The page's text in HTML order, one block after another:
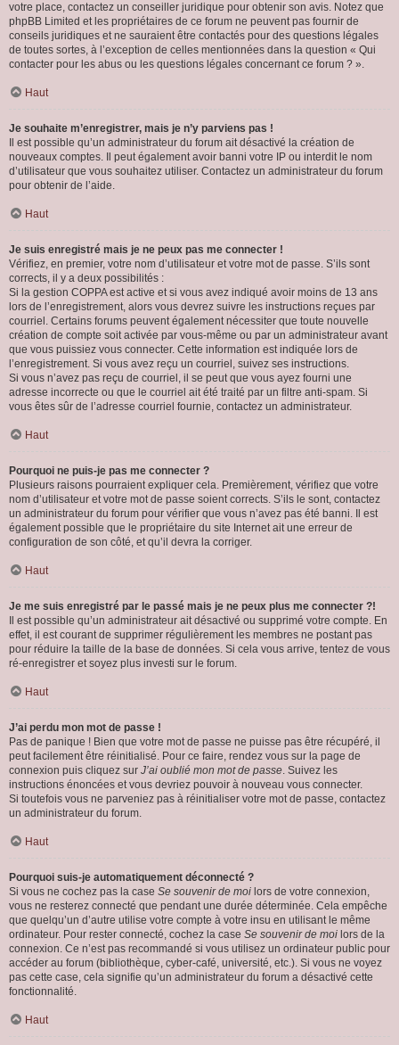
votre place, contactez un conseiller juridique pour obtenir son avis. Notez que
phpBB Limited et les propriétaires de ce forum ne peuvent pas fournir de
conseils juridiques et ne sauraient être contactés pour des questions légales
de toutes sortes, à l’exception de celles mentionnées dans la question « Qui
contacter pour les abus ou les questions légales concernant ce forum ? ».
Haut
Je souhaite m’enregistrer, mais je n’y parviens pas !
Il est possible qu’un administrateur du forum ait désactivé la création de
nouveaux comptes. Il peut également avoir banni votre IP ou interdit le nom
d’utilisateur que vous souhaitez utiliser. Contactez un administrateur du forum
pour obtenir de l’aide.
Haut
Je suis enregistré mais je ne peux pas me connecter !
Vérifiez, en premier, votre nom d’utilisateur et votre mot de passe. S’ils sont
corrects, il y a deux possibilités :
Si la gestion COPPA est active et si vous avez indiqué avoir moins de 13 ans
lors de l’enregistrement, alors vous devrez suivre les instructions reçues par
courriel. Certains forums peuvent également nécessiter que toute nouvelle
création de compte soit activée par vous-même ou par un administrateur avant
que vous puissiez vous connecter. Cette information est indiquée lors de
l’enregistrement. Si vous avez reçu un courriel, suivez ses instructions.
Si vous n’avez pas reçu de courriel, il se peut que vous ayez fourni une
adresse incorrecte ou que le courriel ait été traité par un filtre anti-spam. Si
vous êtes sûr de l’adresse courriel fournie, contactez un administrateur.
Haut
Pourquoi ne puis-je pas me connecter ?
Plusieurs raisons pourraient expliquer cela. Premièrement, vérifiez que votre
nom d’utilisateur et votre mot de passe soient corrects. S’ils le sont, contactez
un administrateur du forum pour vérifier que vous n’avez pas été banni. Il est
également possible que le propriétaire du site Internet ait une erreur de
configuration de son côté, et qu’il devra la corriger.
Haut
Je me suis enregistré par le passé mais je ne peux plus me connecter ?!
Il est possible qu’un administrateur ait désactivé ou supprimé votre compte. En
effet, il est courant de supprimer régulièrement les membres ne postant pas
pour réduire la taille de la base de données. Si cela vous arrive, tentez de vous
ré-enregistrer et soyez plus investi sur le forum.
Haut
J’ai perdu mon mot de passe !
Pas de panique ! Bien que votre mot de passe ne puisse pas être récupéré, il
peut facilement être réinitialisé. Pour ce faire, rendez vous sur la page de
connexion puis cliquez sur J’ai oublié mon mot de passe. Suivez les
instructions énoncées et vous devriez pouvoir à nouveau vous connecter.
Si toutefois vous ne parveniez pas à réinitialiser votre mot de passe, contactez
un administrateur du forum.
Haut
Pourquoi suis-je automatiquement déconnecté ?
Si vous ne cochez pas la case Se souvenir de moi lors de votre connexion,
vous ne resterez connecté que pendant une durée déterminée. Cela empêche
que quelqu’un d’autre utilise votre compte à votre insu en utilisant le même
ordinateur. Pour rester connecté, cochez la case Se souvenir de moi lors de la
connexion. Ce n’est pas recommandé si vous utilisez un ordinateur public pour
accéder au forum (bibliothèque, cyber-café, université, etc.). Si vous ne voyez
pas cette case, cela signifie qu’un administrateur du forum a désactivé cette
fonctionnalité.
Haut